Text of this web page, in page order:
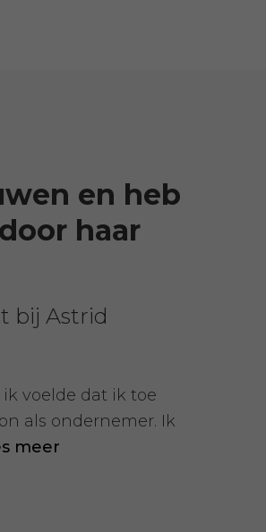
en heb
haar
bij Astrid
voelde dat ik toe
als ondernemer. Ik
meer